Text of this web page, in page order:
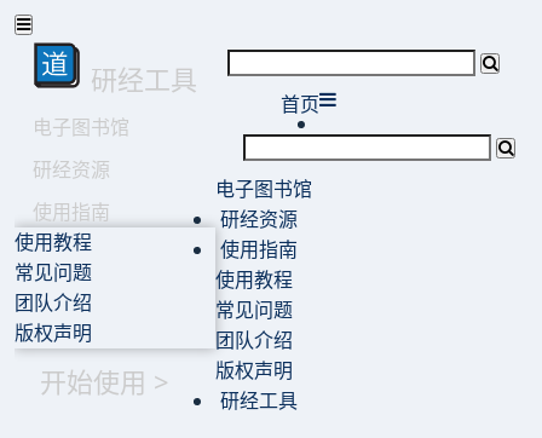
研经工具
电子图书馆
研经资源
使用指南
使用教程
常见问题
团队介绍
版权声明
开始使用 >
首页
电子图书馆
研经资源
使用指南
使用教程
常见问题
团队介绍
版权声明
研经工具